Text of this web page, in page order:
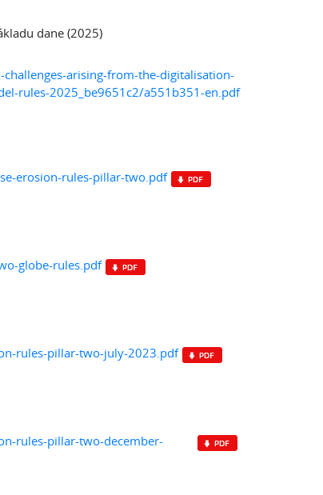
dane (2025)
arising-from-the-digitalisation-
rules-2025_be9651c2/a551b351-en.pdf
erosion-rules-pillar-two.pdf
globe-rules.pdf
rules-pillar-two-july-2023.pdf
rules-pillar-two-december-